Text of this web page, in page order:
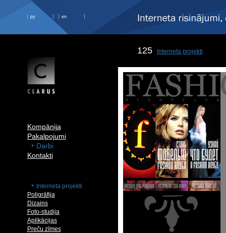
ру en
Kompānija
Pakalpojumi
Darbi
Kontakti
Interneta projekti
Poligrāfija
Dizains
Foto-studija
Aplikācijas
Preču zīmes
125 Interneta projekti